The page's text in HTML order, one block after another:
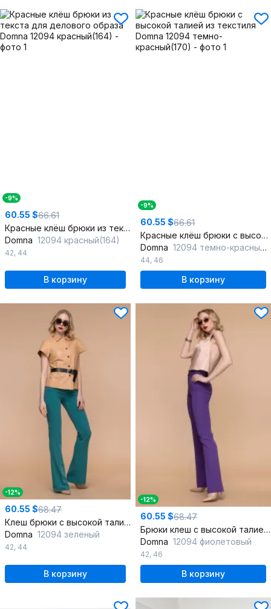
-9%
60.55 $66.61
Красные клёш брюки из текста для делового образа
Domna 12094 красный(164)
42, 44
В корзину
-9%
60.55 $66.61
Красные клёш брюки с высокой талией из текстиля
Domna 12094 темно-красный(170)
44, 46
В корзину
-12%
60.55 $68.47
Клеш брюки с высокой талией и металлическими деталями для повседневного стиля
Domna 12094 зеленый
42, 44
В корзину
-12%
60.55 $68.47
Брюки клеш с высокой талией и декоративным поясом
Domna 12094 фиолетовый
42, 46
В корзину